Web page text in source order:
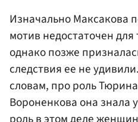
Изначально Максакова
мотив недостаточен для
однако позже
следствия ее не
словам, про роль
Вороненкова она знала